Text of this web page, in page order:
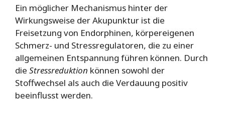
Ein möglicher Mechanismus hinter der
Wirkungsweise der Akupunktur ist die
Freisetzung von Endorphinen, körpereigenen
Schmerz- und Stressregulatoren, die zu einer
allgemeinen Entspannung führen können. Durch
die Stressreduktion können sowohl der
Stoffwechsel als auch die Verdauung positiv
beeinflusst werden.